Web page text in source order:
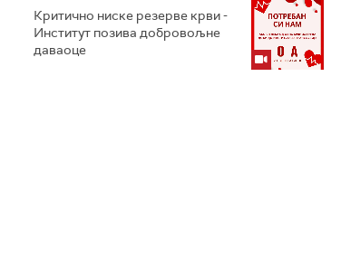
Критично ниске резерве крви -
Институт позива добровољне
даваоце